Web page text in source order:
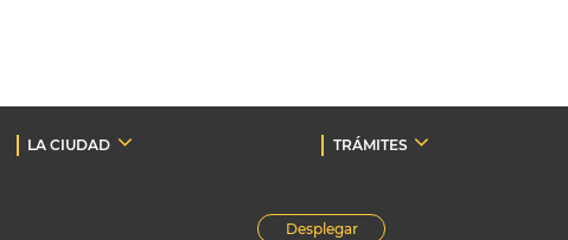
LA CIUDAD TRÁMITES
Desplegar